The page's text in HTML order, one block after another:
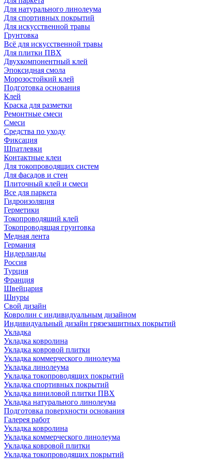
Для натурального линолеума
Для спортивных покрытий
Для искусственной травы
Грунтовка
Всё для искусственной травы
Для плитки ПВХ
Двухкомпонентный клей
Эпоксидная смола
Морозостойкий клей
Подготовка основания
Клей
Краска для разметки
Ремонтные смеси
Смеси
Средства по уходу
Фиксация
Шпатлевки
Контактные клеи
Для токопроводящих систем
Для фасадов и стен
Плиточный клей и смеси
Все для паркета
Гидроизоляция
Герметики
Токопроводящий клей
Токопроводящая грунтовка
Медная лента
Германия
Нидерланды
Россия
Турция
Франция
Швейцария
Шнуры
Свой дизайн
Ковролин с индивидуальным дизайном
Индивидуальный дизайн грязезащитных покрытий
Укладка
Укладка ковролина
Укладка ковровой плитки
Укладка коммерческого линолеума
Укладка линолеума
Укладка токопроводящих покрытий
Укладка спортивных покрытий
Укладка виниловой плитки ПВХ
Укладка натурального линолеума
Подготовка поверхности основания
Галерея работ
Укладка ковролина
Укладка коммерческого линолеума
Укладка ковровой плитки
Укладка токопроводящих покрытий